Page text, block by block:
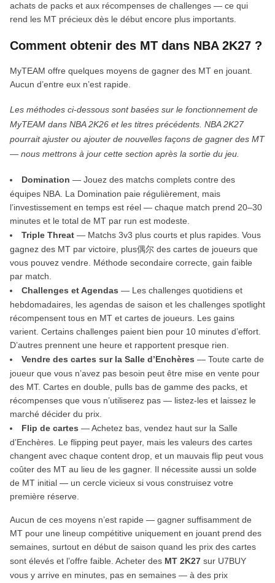
achats de packs et aux récompenses de challenges — ce qui
rend les MT précieux dès le début encore plus importants.
Comment obtenir des MT dans NBA 2K27 ?
MyTEAM offre quelques moyens de gagner des MT en jouant.
Aucun d’entre eux n’est rapide.
Les méthodes ci-dessous sont basées sur le fonctionnement de
MyTEAM dans NBA 2K26 et les titres précédents. NBA 2K27
pourrait ajuster ou ajouter de nouvelles façons de gagner des MT
— nous mettrons à jour cette section après la sortie du jeu.
Domination — Jouez des matchs complets contre des
équipes NBA. La Domination paie régulièrement, mais
l’investissement en temps est réel — chaque match prend 20–30
minutes et le total de MT par run est modeste.
Triple Threat — Matchs 3v3 plus courts et plus rapides. Vous
gagnez des MT par victoire, plus偶尔 des cartes de joueurs que
vous pouvez vendre. Méthode secondaire correcte, gain faible
par match.
Challenges et Agendas — Les challenges quotidiens et
hebdomadaires, les agendas de saison et les challenges spotlight
récompensent tous en MT et cartes de joueurs. Les gains
varient. Certains challenges paient bien pour 10 minutes d’effort.
D’autres prennent une heure et rapportent presque rien.
Vendre des cartes sur la Salle d’Enchères — Toute carte de
joueur que vous n’avez pas besoin peut être mise en vente pour
des MT. Cartes en double, pulls bas de gamme des packs, et
récompenses que vous n’utiliserez pas — listez-les et laissez le
marché décider du prix.
Flip de cartes — Achetez bas, vendez haut sur la Salle
d’Enchères. Le flipping peut payer, mais les valeurs des cartes
changent avec chaque content drop, et un mauvais flip peut vous
coûter des MT au lieu de les gagner. Il nécessite aussi un solde
de MT initial — un cercle vicieux si vous construisez votre
première réserve.
Aucun de ces moyens n’est rapide — gagner suffisamment de
MT pour une lineup compétitive uniquement en jouant prend des
semaines, surtout en début de saison quand les prix des cartes
sont élevés et l’offre faible. Acheter des MT 2K27 sur U7BUY
vous y arrive en minutes, pas en semaines — à des prix